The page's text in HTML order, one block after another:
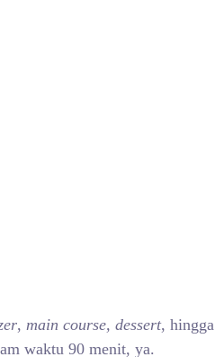
, main course, dessert, hingga
waktu 90 menit, ya.